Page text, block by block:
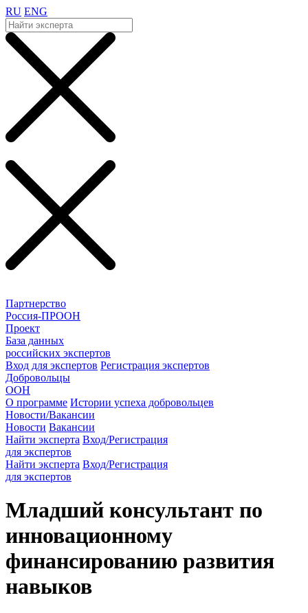
RU ENG
Партнерство
Россия-ПРООН
Проект
База данных
российских экспертов
Вход для экспертов Регистрация экспертов
Добровольцы
ООН
О программе Истории успеха добровольцев
Новости/Вакансии
Новости Вакансии
Найти эксперта Вход/Регистрация
для экспертов
Найти эксперта Вход/Регистрация
для экспертов
Младший консультант по
инновационному
финансированию развития
навыков